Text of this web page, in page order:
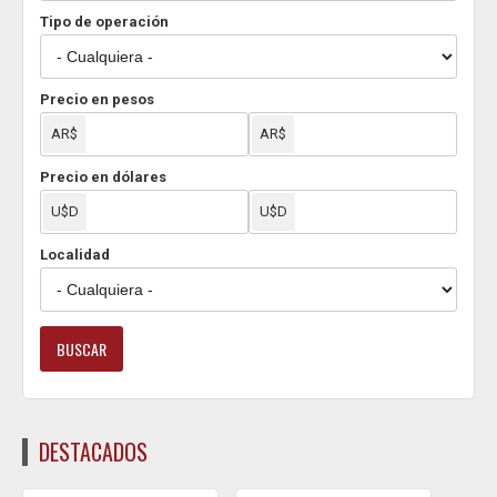
Tipo de operación
Precio en pesos
Precio en dólares
Localidad
DESTACADOS